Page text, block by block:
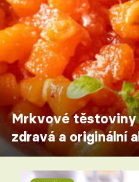
Mrkvové těstoviny
zdravá a originální